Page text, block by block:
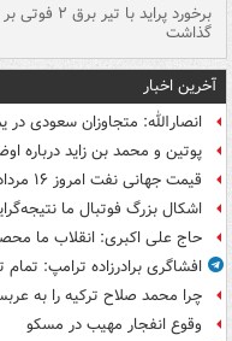
برخورد پراید با تیر
گذاشت
آخرین اخبار
انصارالله: متجاوزان سعودی در
پوتین و محمد بن زاید درباره
قیمت جهانی نفت امروز ۱۶ مرداد
اشکال بزرگ فوتبال ما
حاج علی اکبری: انقلاب ما
افشاگری برادرزاده ترامپ:
چرا محمد صلاح ترکیه را به
وقوع انفجار مهیب در مسکو